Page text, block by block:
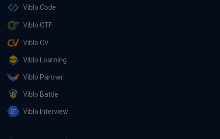
Viblo Code
Viblo CTF
Viblo CV
Viblo Learning
Viblo Partner
Viblo Battle
Viblo Interview